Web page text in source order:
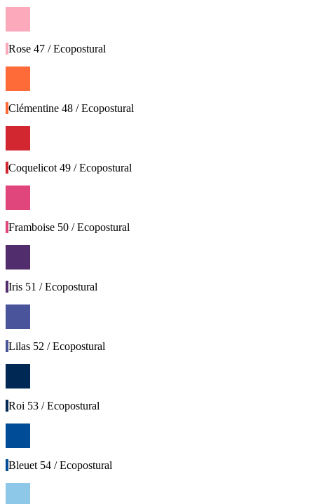
Rose 47 / Ecopostural
Clémentine 48 / Ecopostural
Coquelicot 49 / Ecopostural
Framboise 50 / Ecopostural
Iris 51 / Ecopostural
Lilas 52 / Ecopostural
Roi 53 / Ecopostural
Bleuet 54 / Ecopostural